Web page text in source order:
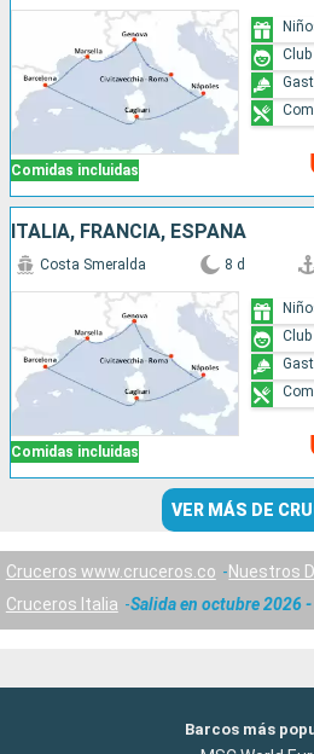
Comidas incluidas
ITALIA, FRANCIA, ESPAÑA
Comidas incluidas
Costa Smeralda 8 d
VER MÁS DE
Cruceros www.cruceros.co
Nuestros
Cruceros Italia
Salida en octubre 2026
Barcos más